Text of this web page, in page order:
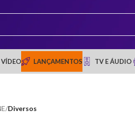
VÍDEO LANÇAMENTOS TV E ÁUDIO
/Diversos